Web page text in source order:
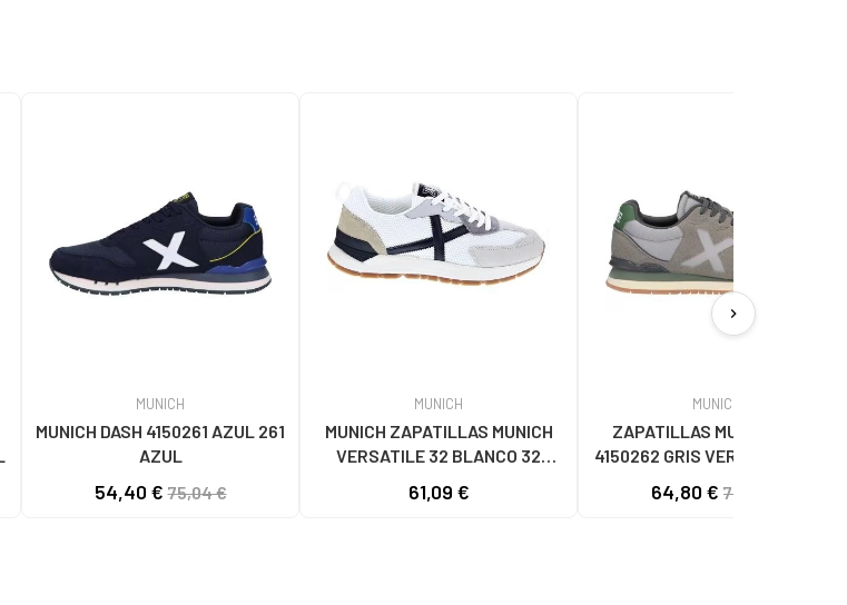
MUNICH
MUNICH DASH 4150261 AZUL 261
AZUL
54,40 €75,04 €
MUNICH
MUNICH ZAPATILLAS MUNICH
VERSATILE 32 BLANCO 32
61,09 €
MUNICH
ZAPATILLAS MUNICH DASH
4150262 GRIS VERDE OLIVA 262
64,80 € 75,04 €
chevron_right